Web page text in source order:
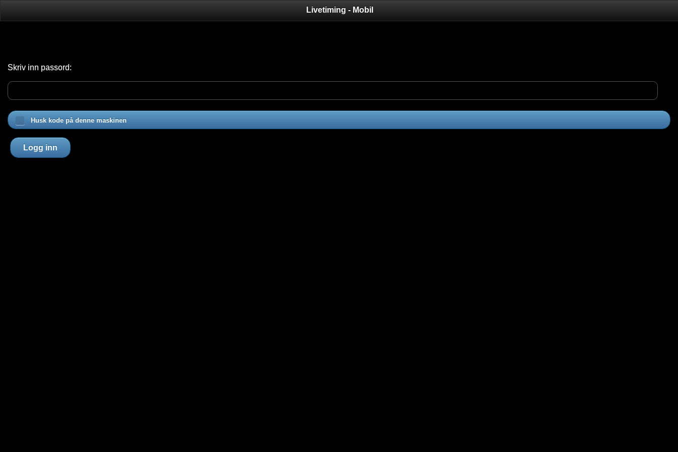
Livetiming - Mobil
Skriv inn passord:
Husk kode på denne maskinen
Logg inn